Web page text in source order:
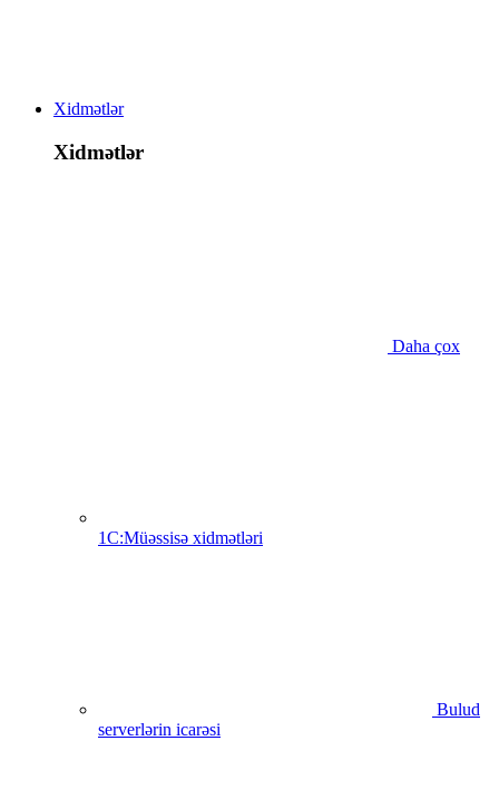
Xidmətlər
Xidmətlər
Daha çox
1C:Müəssisə xidmətləri
Bulud
serverlərin icarəsi